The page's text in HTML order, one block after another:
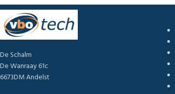
De Schalm
De Wanraay 61c
6673DM Andelst